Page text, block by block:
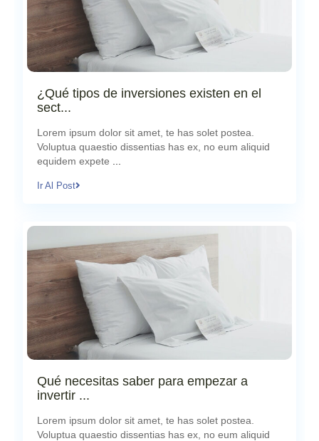
¿Qué tipos de inversiones existen en el
sect...
septiembre 8, 2024
Lorem ipsum dolor sit amet, te has solet postea.
Voluptua quaestio dissentias has ex, no eum aliquid
equidem expete
Ir Al Post
Qué necesitas saber para empezar a
invertir ...
agosto 22, 2024
Lorem ipsum dolor sit amet, te has solet postea.
Voluptua quaestio dissentias has ex, no eum aliquid